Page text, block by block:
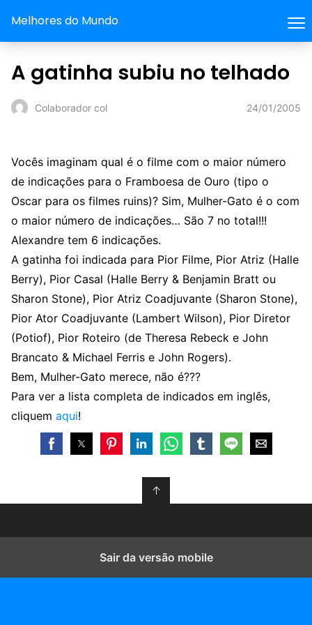
Melhores do Mundo
A gatinha subiu no telhado
Colaborador col 24/01/2005
Vocês imaginam qual é o filme com o maior número
de indicações para o Framboesa de Ouro (tipo o
Oscar para os filmes ruins)? Sim, Mulher-Gato é o com
o maior número de indicações… São 7 no total!!!
Alexandre tem 6 indicações.
A gatinha foi indicada para Pior Filme, Pior Atriz (Halle
Berry), Pior Casal (Halle Berry & Benjamin Bratt ou
Sharon Stone), Pior Atriz Coadjuvante (Sharon Stone),
Pior Ator Coadjuvante (Lambert Wilson), Pior Diretor
(Potiof), Pior Roteiro (de Theresa Rebeck e John
Brancato & Michael Ferris e John Rogers).
Bem, Mulher-Gato merece, não é???
Para ver a lista completa de indicados em inglês,
cliquem aqui!
↑
Sair da versão mobile